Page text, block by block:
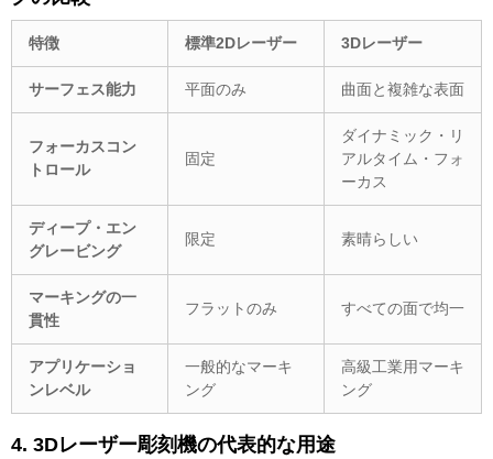
特徴 標準2Dレーザー 3Dレーザー
サーフェス能力 平面のみ 曲面と複雑な表面
フォーカスコン
トロール
固定
ダイナミック・リ
アルタイム・フォ
ーカス
ディープ・エン
グレービング
限定 素晴らしい
マーキングの一
貫性
フラットのみ すべての面で均一
アプリケーショ
ンレベル
一般的なマーキ
ング
高級工業用マーキ
ング
4. 3Dレーザー彫刻機の代表的な用途